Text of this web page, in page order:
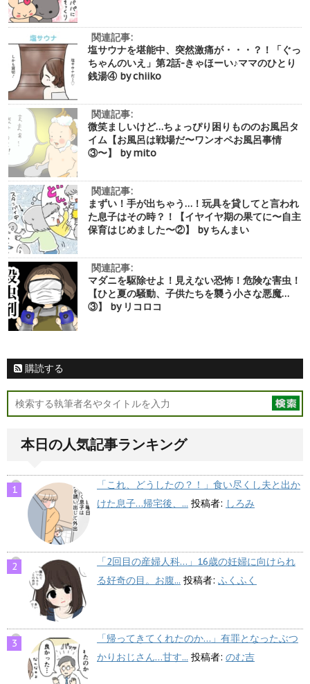
関連記事:
塩サウナを堪能中、突然激痛が・・・？！「ぐっ
ちゃんのいえ」第2話-きゃほーい♪ママのひとり
銭湯④ by chiiko
関連記事:
微笑ましいけど…ちょっぴり困りもののお風呂タ
イム【お風呂は戦場だ〜ワンオペお風呂事情
③〜】 by mito
関連記事:
まずい！手が出ちゃう…！玩具を貸してと言われ
た息子はその時？！【イヤイヤ期の果てに〜自主
保育はじめました〜②】 by ちんまい
関連記事:
マダニを駆除せよ！見えない恐怖！危険な害虫！
【ひと夏の騒動、子供たちを襲う小さな悪魔…
③】 by リコロコ
購読する
本日の人気記事ランキング
「これ、どうしたの？！」食い尽くし夫と出か
けた息子…帰宅後、... 投稿者: しろみ
「2回目の産婦人科…」16歳の妊婦に向けられ
る好奇の目。お腹... 投稿者: ふくふく
「帰ってきてくれたのか…」有罪となったぶつ
かりおじさん…甘す... 投稿者: のむ吉